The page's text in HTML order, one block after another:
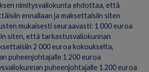
nimitysvaliokunta ehdottaa, että
ennallaan ja maksettaisiin siten
mukaisesti seuraavasti: 1 000 euroa
siten, että tarkastusvaliokunnan
2 000 euroa kokoukselta,
puheenjohtajalle 1 200 euroa
puheenjohtajalle 1 200 euroa